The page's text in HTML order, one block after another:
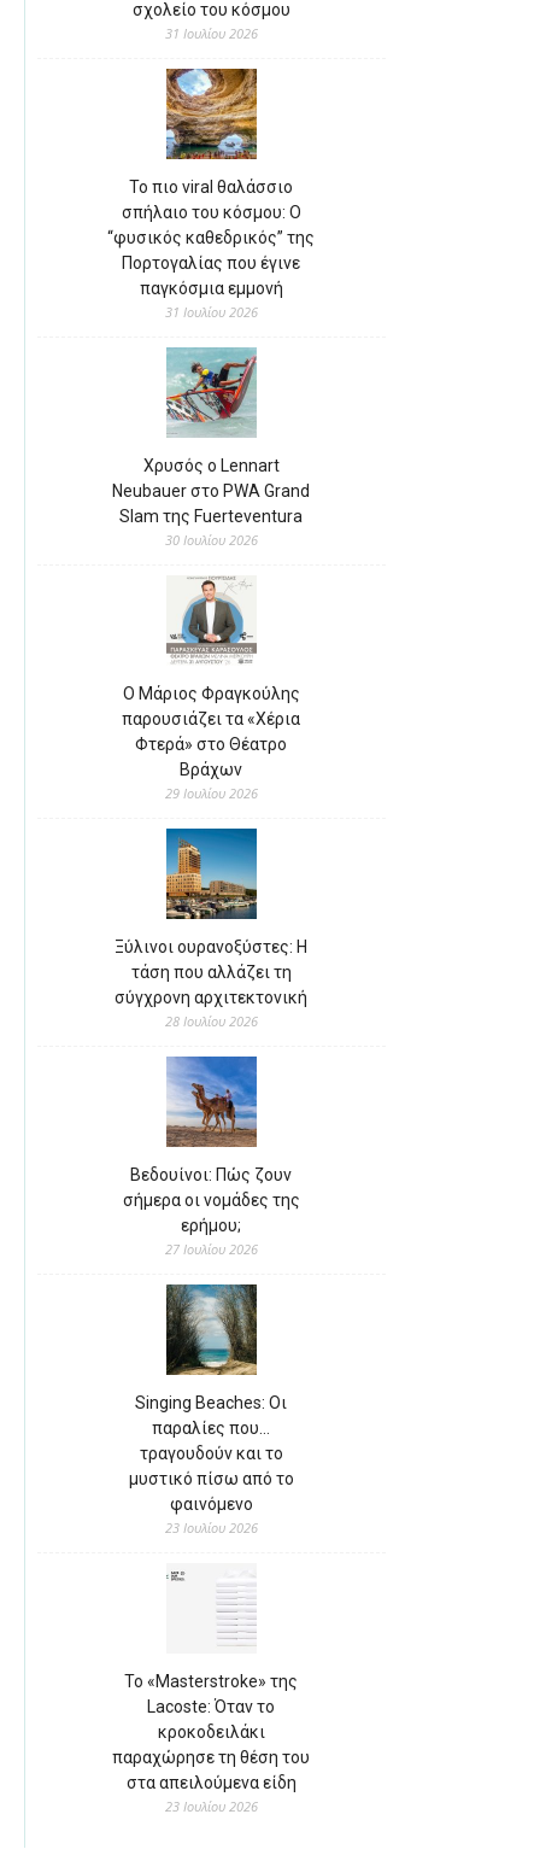
σχολείο του κόσμου
31 Ιουλίου 2026
Το πιο viral θαλάσσιο
σπήλαιο του κόσμου: Ο
“φυσικός καθεδρικός” της
Πορτογαλίας που έγινε
παγκόσμια εμμονή
31 Ιουλίου 2026
Χρυσός ο Lennart
Neubauer στο PWA Grand
Slam της Fuerteventura
30 Ιουλίου 2026
Ο Μάριος Φραγκούλης
παρουσιάζει τα «Χέρια
Φτερά» στο Θέατρο
Βράχων
29 Ιουλίου 2026
Ξύλινοι ουρανοξύστες: Η
τάση που αλλάζει τη
σύγχρονη αρχιτεκτονική
28 Ιουλίου 2026
Βεδουίνοι: Πώς ζουν
σήμερα οι νομάδες της
ερήμου;
27 Ιουλίου 2026
Singing Beaches: Οι
παραλίες που…
τραγουδούν και το
μυστικό πίσω από το
φαινόμενο
23 Ιουλίου 2026
Το «Masterstroke» της
Lacoste: Όταν το
κροκοδειλάκι
παραχώρησε τη θέση του
στα απειλούμενα είδη
23 Ιουλίου 2026